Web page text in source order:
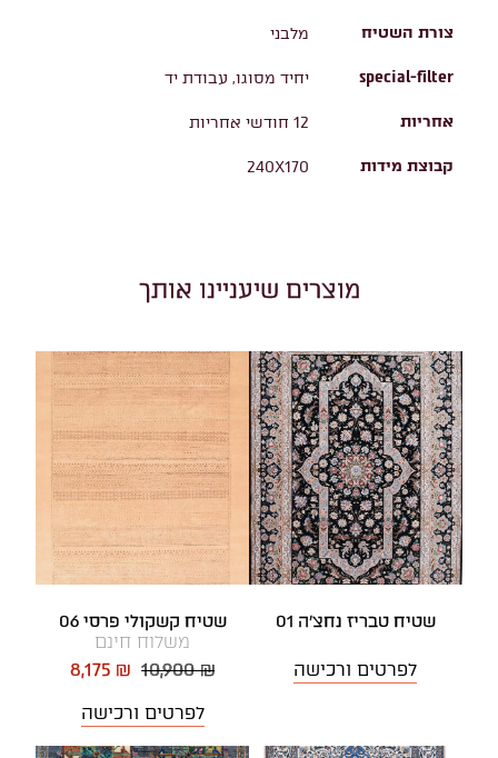
צורת השטיח מלבני
special-filter יחיד מסוגו, עבודת יד
אחריות 12 חודשי אחריות
קבוצת מידות 240X170
מוצרים שיעניינו אותך
שטיח טבריז נחצ'ה 01
לפרטים ורכישה
שטיח קשקולי פרסי 06
משלוח חינם
10,900 ₪
8,175 ₪
לפרטים ורכישה